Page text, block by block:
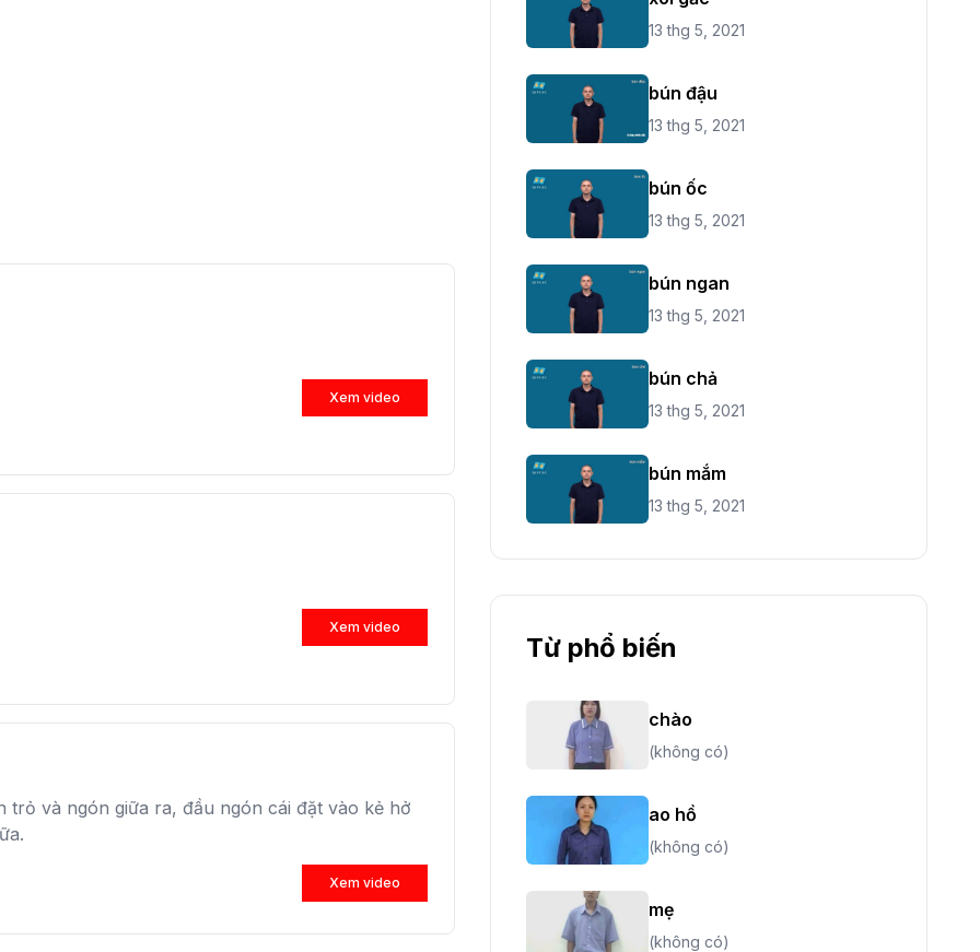
Xem video
Xem video
trỏ và ngón giữa ra, đầu ngón cái đặt vào kẻ hở
Xem video
13 thg 5, 2021
bún đậu
13 thg 5, 2021
bún ốc
13 thg 5, 2021
bún ngan
13 thg 5, 2021
bún chả
13 thg 5, 2021
bún mắm
13 thg 5, 2021
Từ phổ biến
chào
(không có)
ao hồ
(không có)
mẹ
(không có)